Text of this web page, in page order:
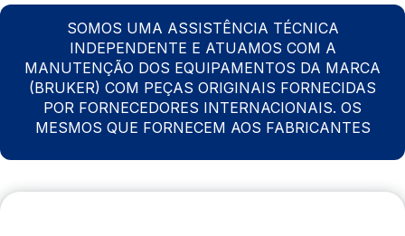
SOMOS UMA ASSISTÊNCIA TÉCNICA
INDEPENDENTE E ATUAMOS COM A
MANUTENÇÃO DOS EQUIPAMENTOS DA MARCA
(BRUKER) COM PEÇAS ORIGINAIS FORNECIDAS
POR FORNECEDORES INTERNACIONAIS. OS
MESMOS QUE FORNECEM AOS FABRICANTES